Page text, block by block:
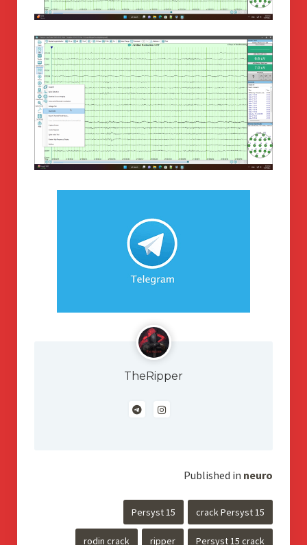
TheRipper
Published in neuro
crack Persyst 15
Persyst 15
Persyst 15 crack
ripper
rodin crack